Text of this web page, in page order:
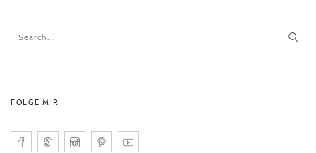
FOLGE MIR